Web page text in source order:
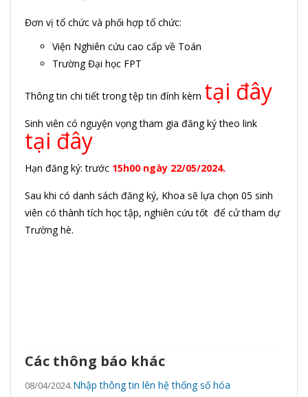
Đơn vị tổ chức và phối hợp tổ chức:
Viện Nghiên cứu cao cấp về Toán
Trường Đại học FPT
Thông tin chi tiết trong tệp tin đính kèm tại đây
Sinh viên có nguyện vọng tham gia đăng ký theo link
tại đây
Hạn đăng ký: trước 15h00 ngày 22/05/2024.
Sau khi có danh sách đăng ký, Khoa sẽ lựa chọn 05 sinh
viên có thành tích học tập, nghiên cứu tốt để cử tham dự
Trường hè.
Các thông báo khác
08/04/2024.Nhập thông tin lên hệ thống số hóa